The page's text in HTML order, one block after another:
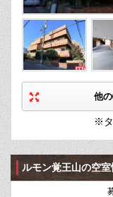
他
※タ
ルモン覚王山の空室